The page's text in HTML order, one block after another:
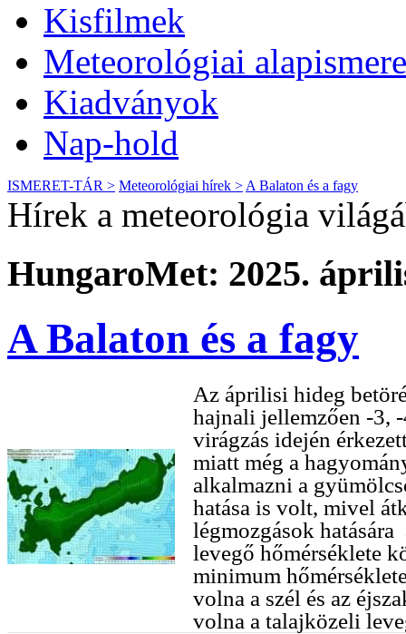
Kisfilmek
Meteorológiai
Kiadványok
Nap-hold
ISMERET-TÁR > Meteorológiai hírek > A Balaton és a fagy
Hírek a meteorológia
HungaroMet: 2025.
A Balaton és a fagy
Az áprilisi hideg
hajnali jellemzően -3,
virágzás idején
miatt még a
alkalmazni a
hatása is volt, mivel
légmozgások
levegő hőmérséklete
minimum
volna a szél és az
volna a talajközeli